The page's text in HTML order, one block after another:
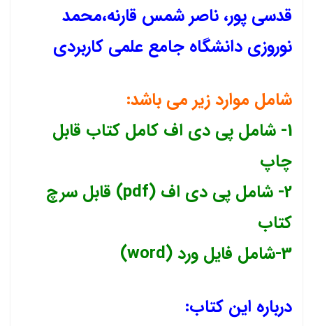
قدسی پور، ناصر شمس قارنه،محمد
نوروزی دانشگاه جامع علمی کاربردی
شامل موارد زیر می باشد:
1- شامل پی دی اف کامل کتاب قابل
چاپ
2- شامل پی دی اف (pdf) قابل سرچ
کتاب
3-شامل فایل ورد (word)
درباره این کتاب: